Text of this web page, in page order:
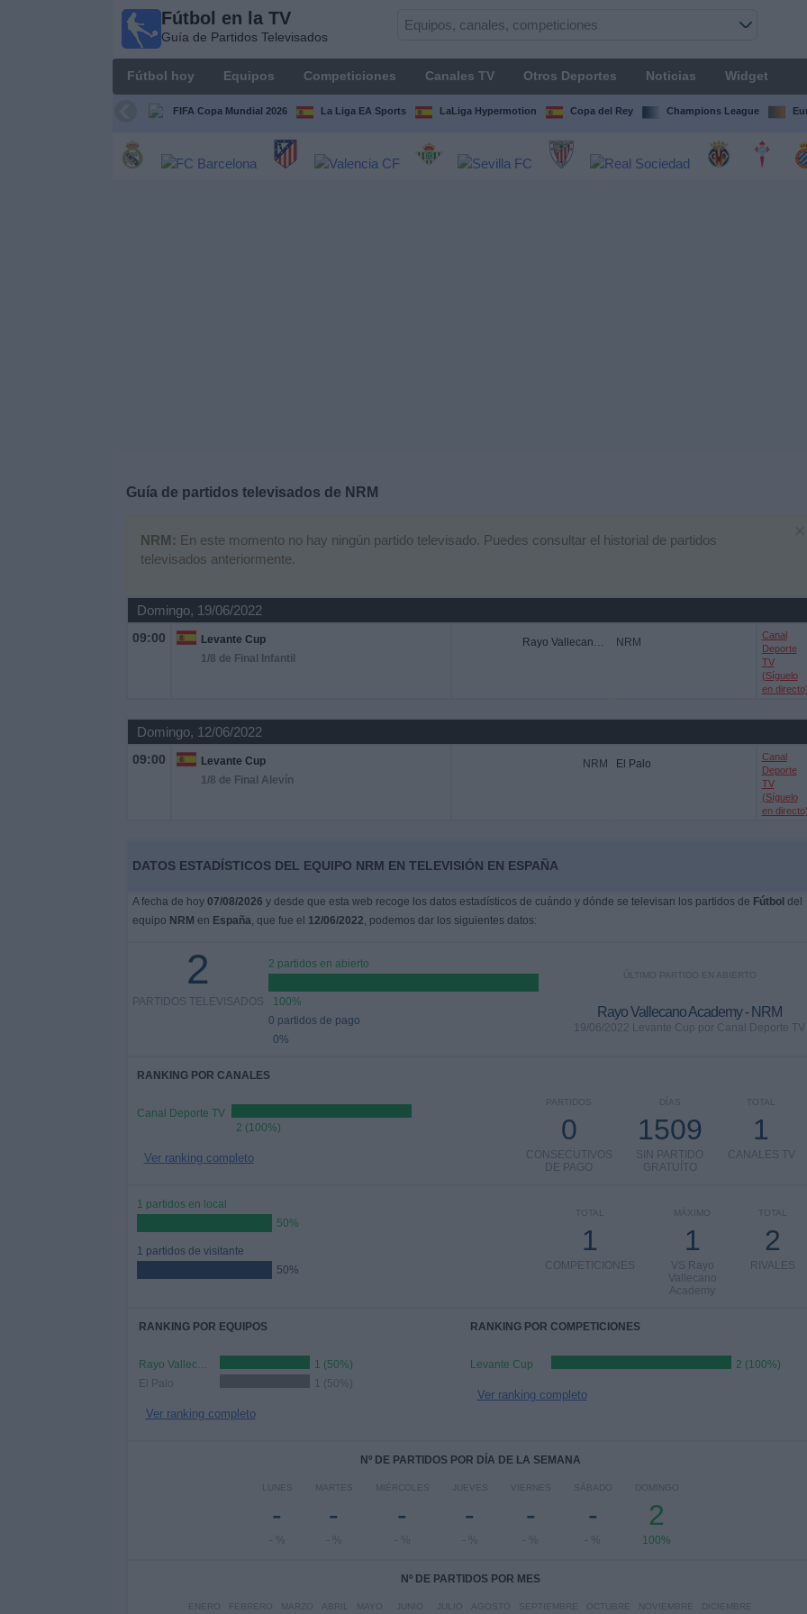
Fútbol en la TV
Guía de Partidos Televisados
Fútbol hoy Equipos Competiciones Canales TV Otros Deportes Noticias Widget
FIFA Copa Mundial 2026 La Liga EA Sports LaLiga Hypermotion Copa del Rey Champions League
Guía de partidos televisados de NRM
NRM: En este momento no hay ningún partido televisado. Puedes consultar el historial de partidos
televisados anteriormente.
Domingo, 19/06/2022
09:00
Levante Cup
1/8 de Final Infantil
Rayo Vallecano Academy NRM
Canal
Deporte
TV
(Síguelo
en
Domingo, 12/06/2022
09:00
Levante Cup
1/8 de Final Alevín
NRM El Palo
Canal
Deporte
TV
(Síguelo
en
DATOS ESTADÍSTICOS DEL EQUIPO NRM EN TELEVISIÓN EN ESPAÑA
A fecha de hoy 07/08/2026 y desde que esta web recoge los datos estadísticos de cuándo y dónde se televisan los partidos de Fútbol del
equipo NRM en España, que fue el 12/06/2022, podemos dar los siguientes datos:
2
PARTIDOS TELEVISADOS
2 partidos en abierto
100%
0 partidos de pago
0%
ÚLTIMO PARTIDO EN ABIERTO
Rayo Vallecano Academy - NRM
19/06/2022 Levante Cup por Canal Deporte TV
RANKING POR CANALES
Canal Deporte TV
2 (100%)
Ver ranking completo
TOTAL
1
CANALES TV
DÍAS
1509
SIN PARTIDO
GRATUÍTO
PARTIDOS
0
CONSECUTIVOS
DE PAGO
1 partidos en local
50%
1 partidos de visitante
50%
TOTAL
2
RIVALES
MÁXIMO
1
VS Rayo
Vallecano
Academy
TOTAL
1
COMPETICIONES
RANKING POR EQUIPOS
Rayo Vallecano Academy
1 (50%)
El Palo
1 (50%)
Ver ranking completo
RANKING POR COMPETICIONES
Levante Cup 2 (100%)
Ver ranking completo
Nº DE PARTIDOS POR DÍA DE LA SEMANA
LUNES
-
- %
MARTES
-
- %
MIÉRCOLES
-
- %
JUEVES
-
- %
VIERNES
-
- %
SÁBADO
-
- %
DOMINGO
2
100%
Nº DE PARTIDOS POR MES
ENERO FEBRERO MARZO ABRIL MAYO JUNIO JULIO AGOSTO SEPTIEMBRE OCTUBRE NOVIEMBRE DICIEMBRE